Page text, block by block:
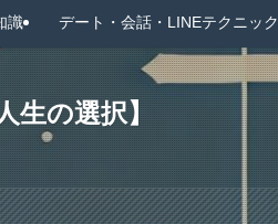
識 デート・会話・LINEテクニック
生の選択】